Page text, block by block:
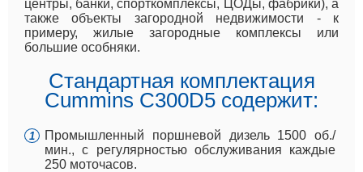
центры, банки, спорткомплексы, ЦОДы, фабрики), а
также объекты загородной недвижимости - к
примеру, жилые загородные комплексы или
большие особняки.
Стандартная комплектация
Cummins C300D5 содержит:
Промышленный поршневой дизель 1500 об./
мин., с регулярностью обслуживания каждые
250 моточасов.